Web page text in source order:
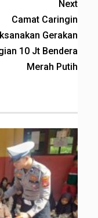
Next
Camat Caringin
Gerakan
10 Jt Bendera
Merah Putih